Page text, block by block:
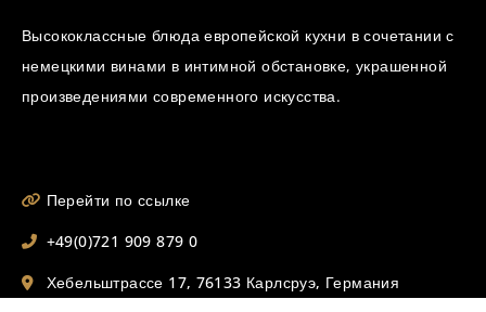
Высококлассные блюда европейской кухни в сочетании с
немецкими винами в интимной обстановке, украшенной
произведениями современного искусства.
Перейти по ссылке
+49(0)721 909 879 0
Хебельштрассе 17, 76133 Карлсруэ, Германия